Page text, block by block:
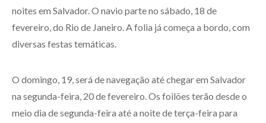
noites em Salvador. O navio parte no sábado, 18 de
fevereiro, do Rio de Janeiro. A folia já começa a bordo, com
diversas festas temáticas.
O domingo, 19, será de navegação até chegar em Salvador
na segunda-feira, 20 de fevereiro. Os foilões terão desde o
meio dia de segunda-feira até a noite de terça-feira para